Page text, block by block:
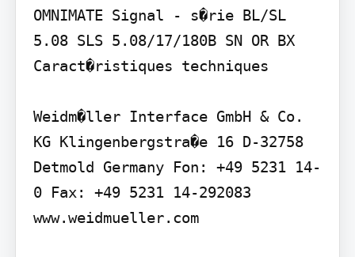
OMNIMATE Signal - s�rie BL/SL
5.08 SLS 5.08/17/180B SN OR BX
Caract�ristiques techniques
Weidm�ller Interface GmbH & Co.
KG Klingenbergstra�e 16 D-32758
Detmold Germany Fon: +49 5231 14-
0 Fax: +49 5231 14-292083
www.weidmueller.com